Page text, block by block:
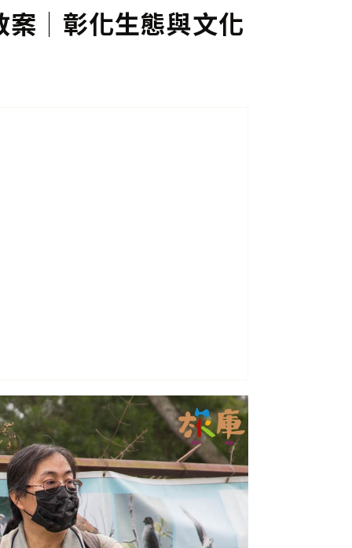
案│彰化生態與文化